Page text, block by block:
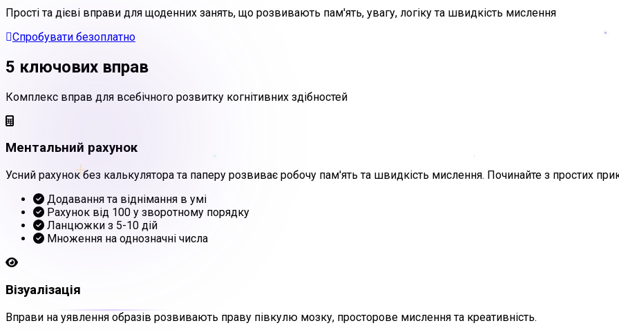
+
Прості та дієві вправи для щоденних занять, що розвивають пам'ять, увагу, логіку та швидкість мислення
Спробувати безоплатно
5 ключових вправ
Комплекс вправ для всебічного розвитку когнітивних здібностей
Ментальний рахунок
Усний рахунок без калькулятора та паперу розвиває робочу пам'ять та швидкість мислення. Починайте з простих
Додавання та віднімання в умі
Рахунок від 100 у зворотному порядку
Ланцюжки з 5-10 дій
Множення на однозначні числа
Візуалізація
Вправи на уявлення образів розвивають праву півкулю мозку, просторове мислення та креативність.